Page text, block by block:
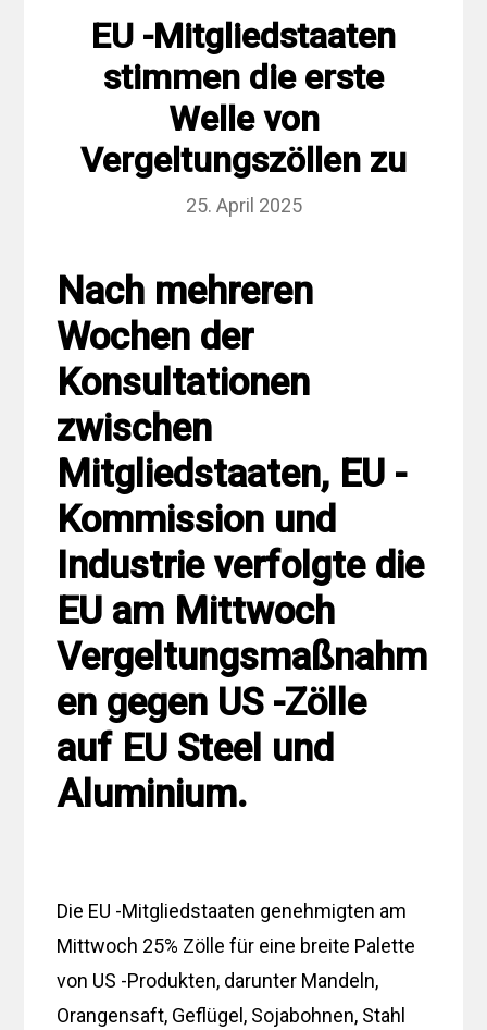
EU -Mitgliedstaaten
stimmen die erste
Welle von
Vergeltungszöllen zu
25. April 2025
Nach mehreren
Wochen der
Konsultationen
zwischen
Mitgliedstaaten, EU -
Kommission und
Industrie verfolgte die
EU am Mittwoch
Vergeltungsmaßnahm
en gegen US -Zölle
auf EU Steel und
Aluminium.
Die EU -Mitgliedstaaten genehmigten am
Mittwoch 25% Zölle für eine breite Palette
von US -Produkten, darunter Mandeln,
Orangensaft, Geflügel, Sojabohnen, Stahl